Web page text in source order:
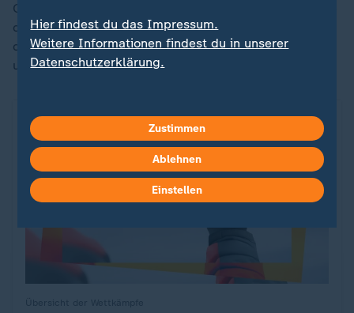
Oder die Sportart fliegt aus dem Programm und dürfte
damit dem Untergang geweiht sein. Das ist aber in
diesen Olympia-Tagen in Italien immerhin etwas
unwahrscheinlicher geworden.
Hier findest du das Impressum.
Weitere Informationen findest du in unserer
Datenschutzerklärung.
Zustimmen
Ablehnen
Einstellen